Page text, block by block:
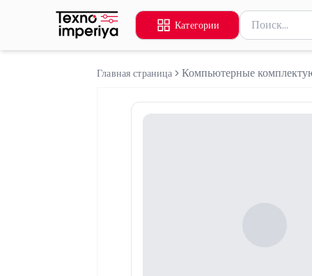
Категории
Поиск товаров
Введите
Главная страница Компьютерные